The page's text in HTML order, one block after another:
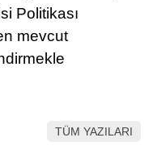
Politikası
mevcut
TÜM YAZILARI